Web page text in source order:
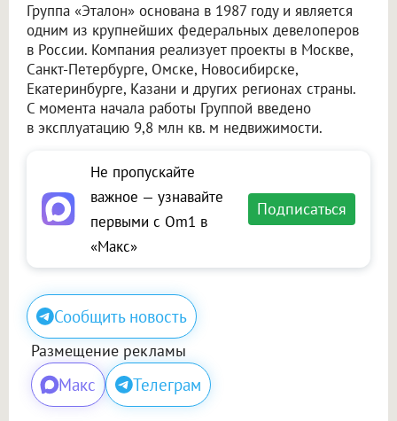
Группа «Эталон» основана в 1987 году и является
одним из крупнейших федеральных девелоперов
в России. Компания реализует проекты в Москве,
Санкт-Петербурге, Омске, Новосибирске,
Екатеринбурге, Казани и других регионах страны.
С момента начала работы Группой введено
в эксплуатацию 9,8 млн кв. м недвижимости.
Не пропускайте
важное — узнавайте
первыми с Om1 в
«Макс»
Подписаться
Сообщить новость
Размещение рекламы
Макс Телеграм